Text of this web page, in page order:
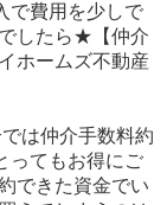
で費用を少しで
したら★【仲介
ホームズ不動産
は仲介手数料約
ってもお得にご
できた資金でい